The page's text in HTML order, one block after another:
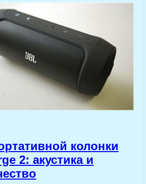
колонки
2: акустика и